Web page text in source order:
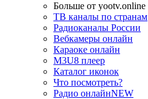
Больше от yootv.online
ТВ каналы по странам
Радиоканалы России
Вебкамеры онлайн
Караоке онлайн
M3U8 плеер
Каталог иконок
Что посмотреть?
Радио онлайнNEW